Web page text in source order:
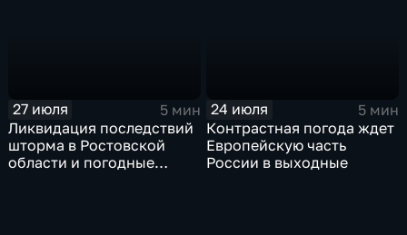
27 июля
5 мин
Ликвидация последствий
шторма в Ростовской
области и погодные
24 июля
5 мин
Контрастная погода ждет
Европейскую часть
России в выходные